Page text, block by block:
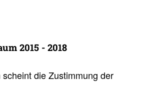
2015 - 2018
die Zustimmung der